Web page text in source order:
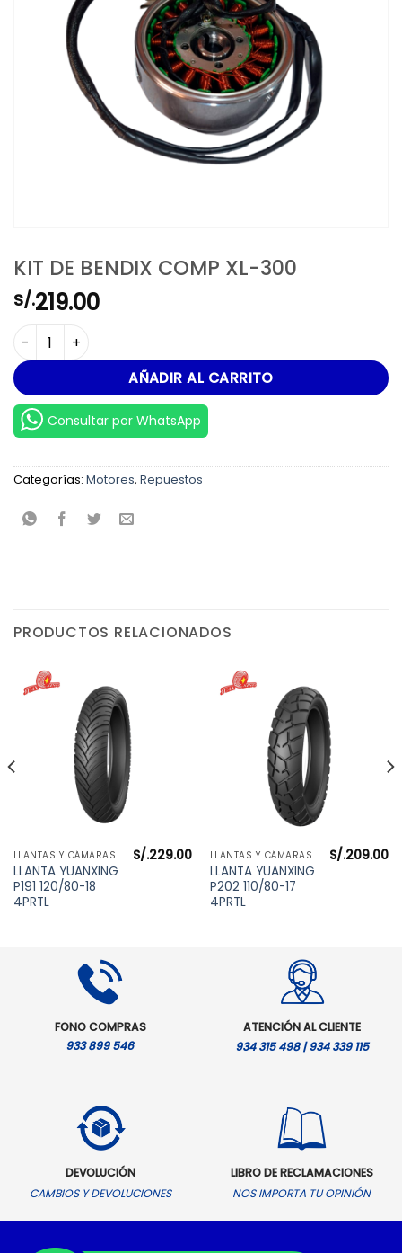
KIT DE BENDIX COMP XL-300
S/.219.00
KIT DE BENDIX COMP XL-300 cantidad
AÑADIR AL CARRITO
Consultar por WhatsApp
Categorías: Motores, Repuestos
PRODUCTOS RELACIONADOS
LLANTAS Y CÁMARAS
LLANTA YUANXING
P191 120/80-18
4PRTL
S/.229.00 LLANTAS Y CÁMARAS
LLANTA YUANXING
P202 110/80-17
4PRTL
S/.209.00
FONO COMPRAS
933 899 546
ATENCIÓN AL CLIENTE
934 315 498 | 934 339 115
DEVOLUCIÓN
CAMBIOS Y DEVOLUCIONES
LIBRO DE RECLAMACIONES
NOS IMPORTA TU OPINIÓN